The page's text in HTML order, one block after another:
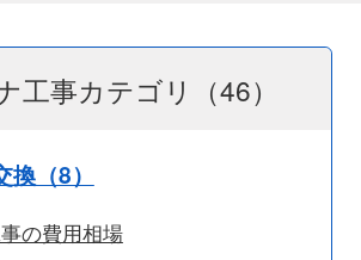
工事カテゴリ（46）
（8）
の費用相場